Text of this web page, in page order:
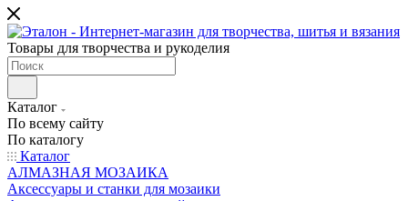
Товары для творчества и рукоделия
Каталог
По всему сайту
По каталогу
Каталог
АЛМАЗНАЯ МОЗАИКА
Аксессуары и станки для мозаики